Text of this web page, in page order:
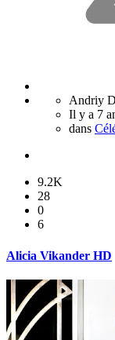
Andriy
Il y a 7
dans
9.2K
28
0
6
Alicia Vikander HD